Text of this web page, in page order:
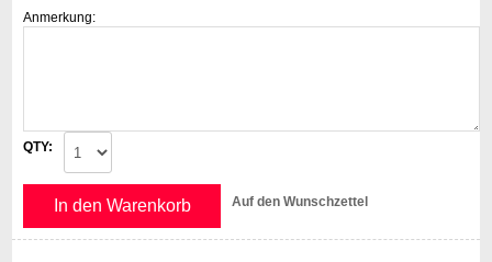
Anmerkung:
QTY:
In den Warenkorb Auf den Wunschzettel